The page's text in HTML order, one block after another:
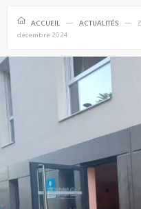
ACCUEIL ACTUALITÉS
décembre 2024